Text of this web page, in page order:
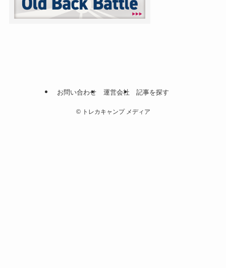
お問い合わせ 運営会社 記事を探す
©トレカキャンプ メディア